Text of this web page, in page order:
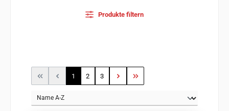
Produkte filtern
Seite
1 Seite
2 Seite
3